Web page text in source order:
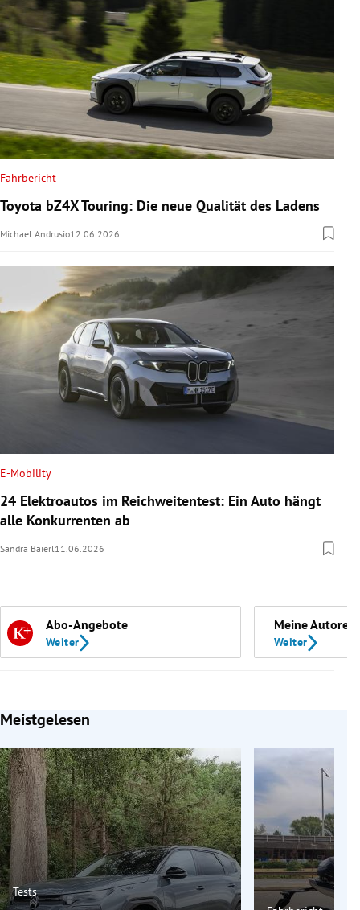
Fahrbericht
Toyota bZ4X Touring: Die neue Qualität des Ladens
Michael Andrusio12.06.2026
E-Mobility
24 Elektroautos im Reichweitentest: Ein Auto hängt
alle Konkurrenten ab
Sandra Baierl11.06.2026
Abo-Angebote
Weiter
Meine Autoren
Weiter
Meistgelesen
Slide 1 von 7
Tests